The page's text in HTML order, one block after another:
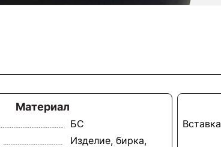
Материал
БС
Изделие, бирка,
Вставка